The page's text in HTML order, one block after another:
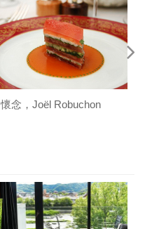
懷念，Joël Robuchon